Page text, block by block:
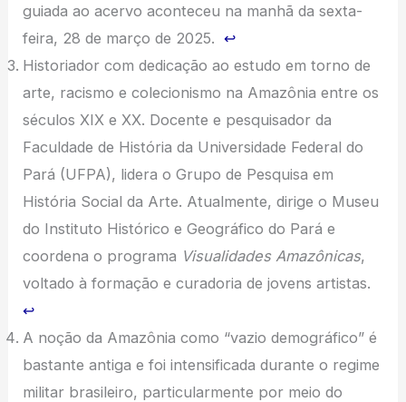
guiada ao acervo aconteceu na manhã da sexta-
feira, 28 de março de 2025.↩︎
Historiador com dedicação ao estudo em torno de
arte, racismo e colecionismo na Amazônia entre os
séculos XIX e XX. Docente e pesquisador da
Faculdade de História da Universidade Federal do
Pará (UFPA), lidera o Grupo de Pesquisa em
História Social da Arte. Atualmente, dirige o Museu
do Instituto Histórico e Geográfico do Pará e
coordena o programa Visualidades Amazônicas,
voltado à formação e curadoria de jovens artistas.
↩︎
A noção da Amazônia como “vazio demográfico” é
bastante antiga e foi intensificada durante o regime
militar brasileiro, particularmente por meio do